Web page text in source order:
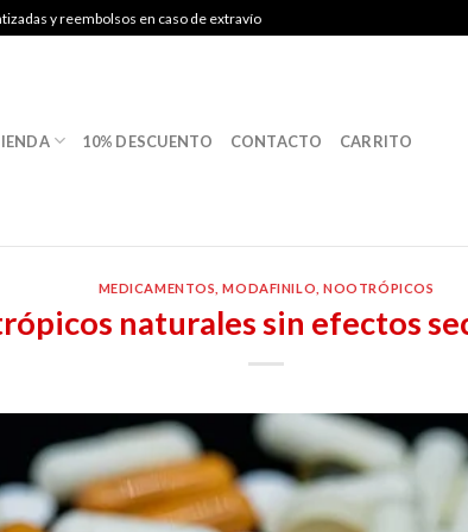
y reembolsos en caso de extravío
10% DESCUENTO CONTACTO CARRITO
MEDICAMENTOS ,MODAFINILO ,NOOTRÓPICOS
naturales sin efectos